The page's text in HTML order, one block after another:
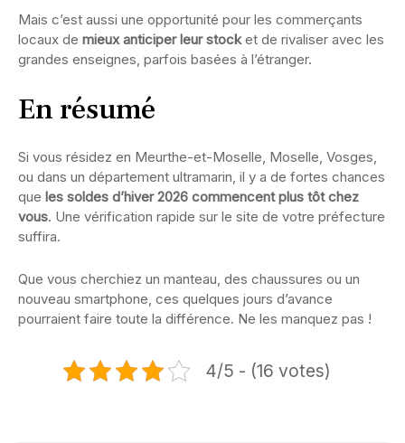
Mais c’est aussi une opportunité pour les commerçants
locaux de mieux anticiper leur stocket de rivaliser avec les
grandes enseignes, parfois basées à l’étranger.
En résumé
Si vous résidez en Meurthe-et-Moselle, Moselle, Vosges,
ou dans un département ultramarin, il y a de fortes chances
que les soldes d’hiver 2026 commencent plus tôt chez
vous. Une vérification rapide sur le site de votre préfecture
suffira.
Que vous cherchiez un manteau, des chaussures ou un
nouveau smartphone, ces quelques jours d’avance
pourraient faire toute la différence. Ne les manquez pas !
4/5 - (16 votes)